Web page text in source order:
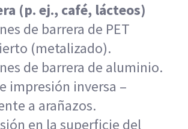
(p. ej., café, lácteos)
de barrera de PET
(metalizado).
de barrera de aluminio.
impresión inversa –
a arañazos.
en la superficie del